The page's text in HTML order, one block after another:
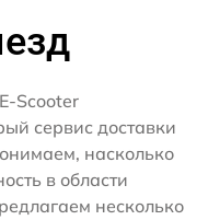
Scooter
сервис доставки
насколько
в области
несколько